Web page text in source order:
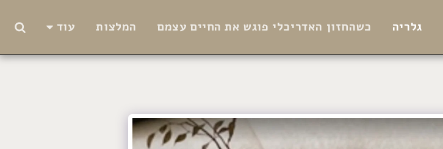
גלריה כשהחזון האדריכלי פוגש את החיים עצמם המלצות עוד